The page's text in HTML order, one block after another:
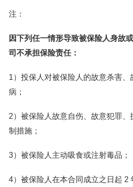
注：
因下列任一情形导致被保险人身故
司不承担保险责任：
1）投保人对被保险人的故意杀害
病；
2）被保险人故意自伤、故意犯罪
制措施；
3）被保险人主动吸食或注射毒品；
4）被保险人在本合同成立之日起 2